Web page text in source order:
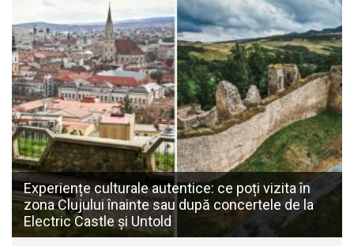
Experiențe culturale autentice: ce poți vizita în
zona Clujului înainte sau după concertele de la
Electric Castle și Untold